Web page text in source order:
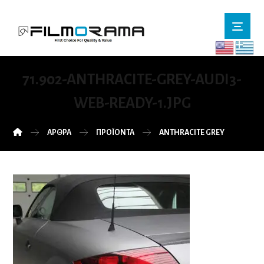
71.902-ANTHRACITE-GREY-AUDI3-
WEB-READY-1.JPG
ΆΡΘΡΑ ΠΡΟΪΌΝΤΑ ANTHRACITE GREY